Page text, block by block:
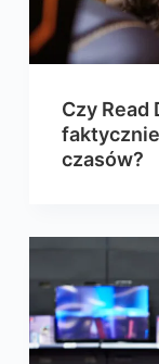
Czy Read
czasów?